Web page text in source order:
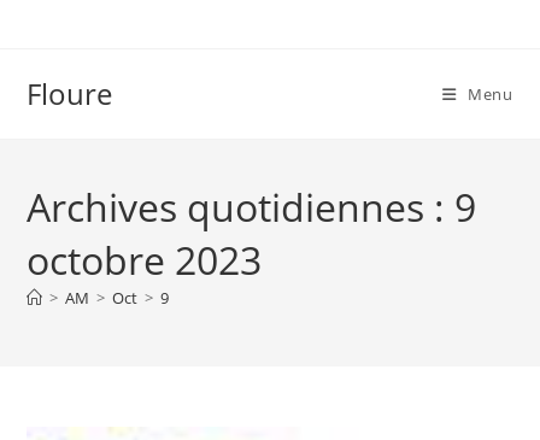
Floure Menu
Archives quotidiennes : 9
octobre 2023
> AM > Oct > 9